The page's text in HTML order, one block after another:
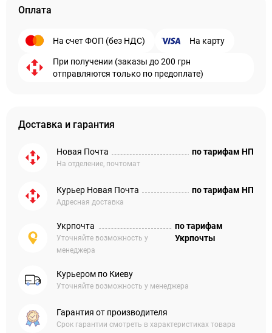
Оплата
На счет ФОП (без НДС) На карту
При получении (заказы до 200 грн
отправляются только по предоплате)
Доставка и гарантия
Новая Почта
На отделение, почтомат
по тарифам НП
Курьер Новая Почта
Адресная доставка
по тарифам НП
Укрпочта
Уточняйте возможность у
менеджера
по тарифам
Укрпочты
Курьером по Киеву
Уточняйте возможность у менеджера
Гарантия от производителя
Срок гарантии смотреть в характеристиках товара